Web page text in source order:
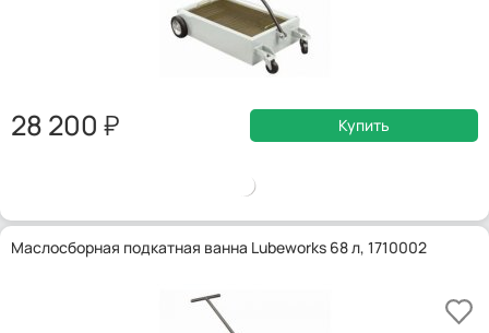
28 200 Купить
Маслосборная подкатная ванна Lubeworks 68 л, 1710002